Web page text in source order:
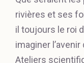
rivières et ses
il toujours le roi
imaginer
Ateliers